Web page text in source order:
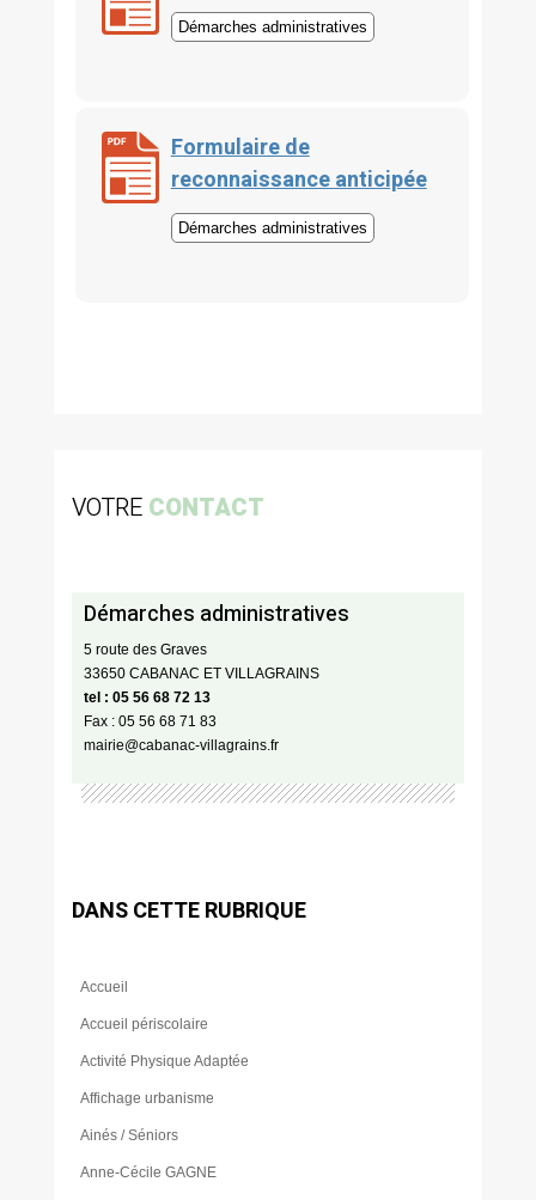
Démarches administratives
Formulaire de
reconnaissance anticipée
Démarches administratives
VOTRE CONTACT
Démarches administratives
5 route des Graves
33650 CABANAC ET VILLAGRAINS
tel : 05 56 68 72 13
Fax : 05 56 68 71 83
mairie@cabanac-villagrains.fr
DANS CETTE RUBRIQUE
Accueil
Accueil périscolaire
Activité Physique Adaptée
Affichage urbanisme
Ainés / Séniors
Anne-Cécile GAGNE